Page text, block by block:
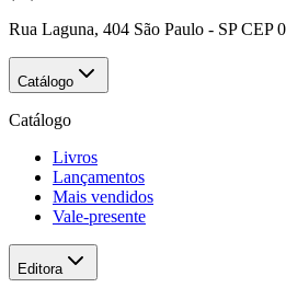
Rua Laguna, 404 São Paulo - SP CEP
Catálogo
Catálogo
Livros
Lançamentos
Mais vendidos
Vale-presente
Editora